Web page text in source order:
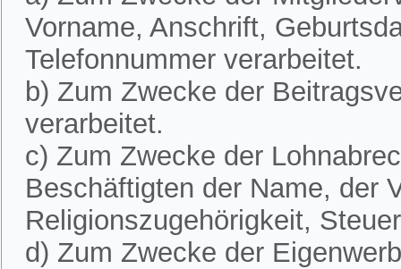
Vorname, Anschrift,
Telefonnummer verarbeitet.
b) Zum Zwecke der
verarbeitet.
c) Zum Zwecke der
Beschäftigten der Name, der
Religionszugehörigkeit,
d) Zum Zwecke der